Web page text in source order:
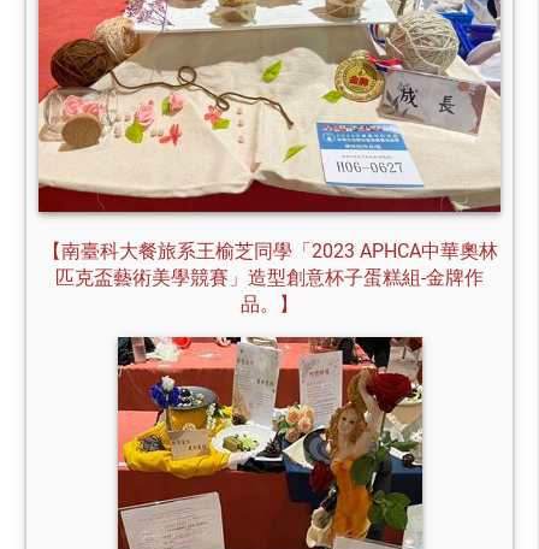
【南臺科大餐旅系王榆芝同學「2023 APHCA中華奧林
匹克盃藝術美學競賽」造型創意杯子蛋糕組-金牌作
品。】